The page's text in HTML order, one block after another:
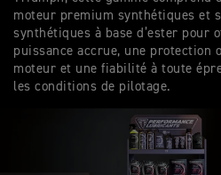
moteur premium synthétiques et
synthétiques à base d’ester pour
puissance accrue, une protection
moteur et une fiabilité à toute
les conditions de pilotage.